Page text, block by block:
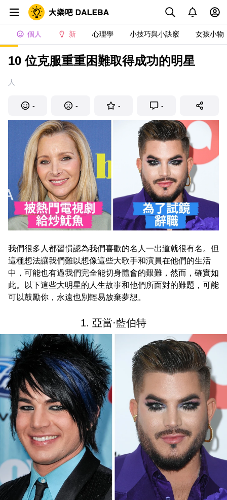
個人 新 心理學 小技巧與小訣竅 女孩小物
10 位克服重重困難取得成功的明星
人
- - - -
我們很多人都習慣認為我們喜歡的名人一出道就很有名。但
這種想法讓我們難以想像這些大歌手和演員在他們的生活
中，可能也有過我們完全能切身體會的艱難，然而，確實如
此。以下這些大明星的人生故事和他們所面對的難題，可能
可以鼓勵你，永遠也別輕易放棄夢想。
1. 亞當·藍伯特